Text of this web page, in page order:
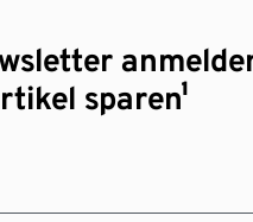
sparen¹